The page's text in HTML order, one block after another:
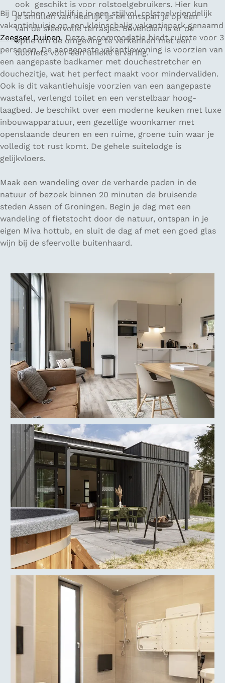
ook geschikt is voor rolstoelgebruikers. Hier kun
je smullen van heerlijk ijs en ontspan je op een
van de sfeervolle terrasjes. Bovendien is er de
optie om de omgeving te verkennen met een
duofiets voor een unieke ervaring.
Bij Dutchen verblijf je in een stijlvol, rolstoelvriendelijk
vakantiehuisje op een kleinschalig vakantiepark genaamd
Zeegser Duinen. Deze accommodatie biedt ruimte voor 3
personen. De aangepaste vakantiewoning is voorzien van
een aangepaste badkamer met douchestretcher en
douchezitje, wat het perfect maakt voor mindervaliden.
Ook is dit vakantiehuisje voorzien van een aangepaste
wastafel, verlengd toilet en een verstelbaar hoog-
laagbed. Je beschikt over een moderne keuken met luxe
inbouwapparatuur, een gezellige woonkamer met
openslaande deuren en een ruime, groene tuin waar je
volledig tot rust komt. De gehele suitelodge is
gelijkvloers.
Maak een wandeling over de verharde paden in de
natuur of bezoek binnen 20 minuten de bruisende
steden Assen of Groningen. Begin je dag met een
wandeling of fietstocht door de natuur, ontspan in je
eigen Miva hottub, en sluit de dag af met een goed glas
wijn bij de sfeervolle buitenhaard.